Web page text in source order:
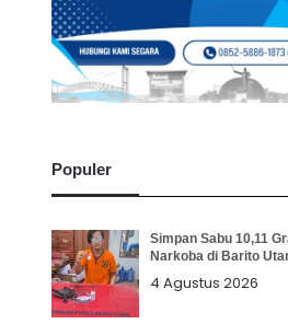
Populer
Simpan Sabu 10,11
Narkoba di Barito
4 Agustus 2026